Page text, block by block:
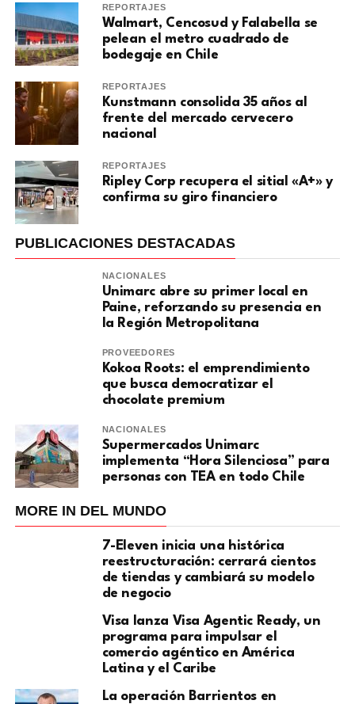
REPORTAJES
Walmart, Cencosud y Falabella se
pelean el metro cuadrado de
bodegaje en Chile
REPORTAJES
Kunstmann consolida 35 años al
frente del mercado cervecero
nacional
REPORTAJES
Ripley Corp recupera el sitial «A+» y
confirma su giro financiero
PUBLICACIONES DESTACADAS
NACIONALES
Unimarc abre su primer local en
Paine, reforzando su presencia en
la Región Metropolitana
PROVEEDORES
Kokoa Roots: el emprendimiento
que busca democratizar el
chocolate premium
NACIONALES
Supermercados Unimarc
implementa “Hora Silenciosa” para
personas con TEA en todo Chile
MORE IN DEL MUNDO
7-Eleven inicia una histórica
reestructuración: cerrará cientos
de tiendas y cambiará su modelo
de negocio
Visa lanza Visa Agentic Ready, un
programa para impulsar el
comercio agéntico en América
Latina y el Caribe
La operación Barrientos en